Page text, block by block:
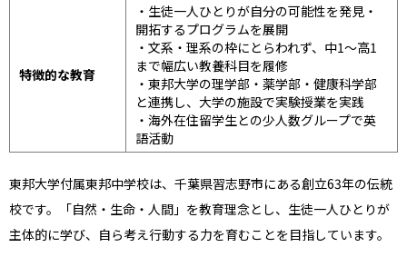
特徴的な教育
・生徒一人ひとりが自分の可能性を発見・
開拓するプログラムを展開
・文系・理系の枠にとらわれず、中1〜高1
まで幅広い教養科目を履修
・東邦大学の理学部・薬学部・健康科学部
と連携し、大学の施設で実験授業を実践
・海外在住留学生との少人数グループで英
語活動
東邦大学付属東邦中学校は、千葉県習志野市にある創立63年の伝統
校です。「自然・生命・人間」を教育理念とし、生徒一人ひとりが
主体的に学び、自ら考え行動する力を育むことを目指しています。